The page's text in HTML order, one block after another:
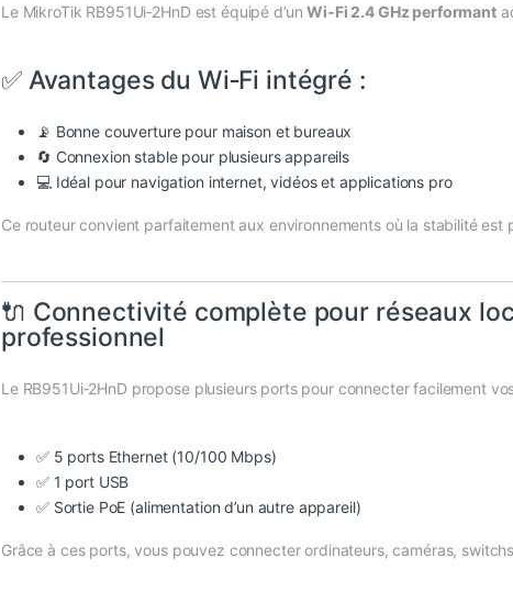
Le MikroTik RB951Ui‑2HnD est équipé d’unWi‑Fi 2.4 GHz performant
✅ Avantages du Wi‑Fi intégré :
📡 Bonne couverture pour maison et bureaux
🔄 Connexion stable pour plusieurs appareils
💻 Idéal pour navigation internet, vidéos et applications pro
Ce routeur convient parfaitement aux environnements où la stabilité est
🔌 Connectivité complète pour réseaux
professionnel
Le RB951Ui‑2HnD propose plusieurs ports pour connecter facilement
✅ 5 ports Ethernet (10/100 Mbps)
✅ 1 port USB
✅ Sortie PoE (alimentation d’un autre appareil)
Grâce à ces ports, vous pouvez connecter ordinateurs, caméras,